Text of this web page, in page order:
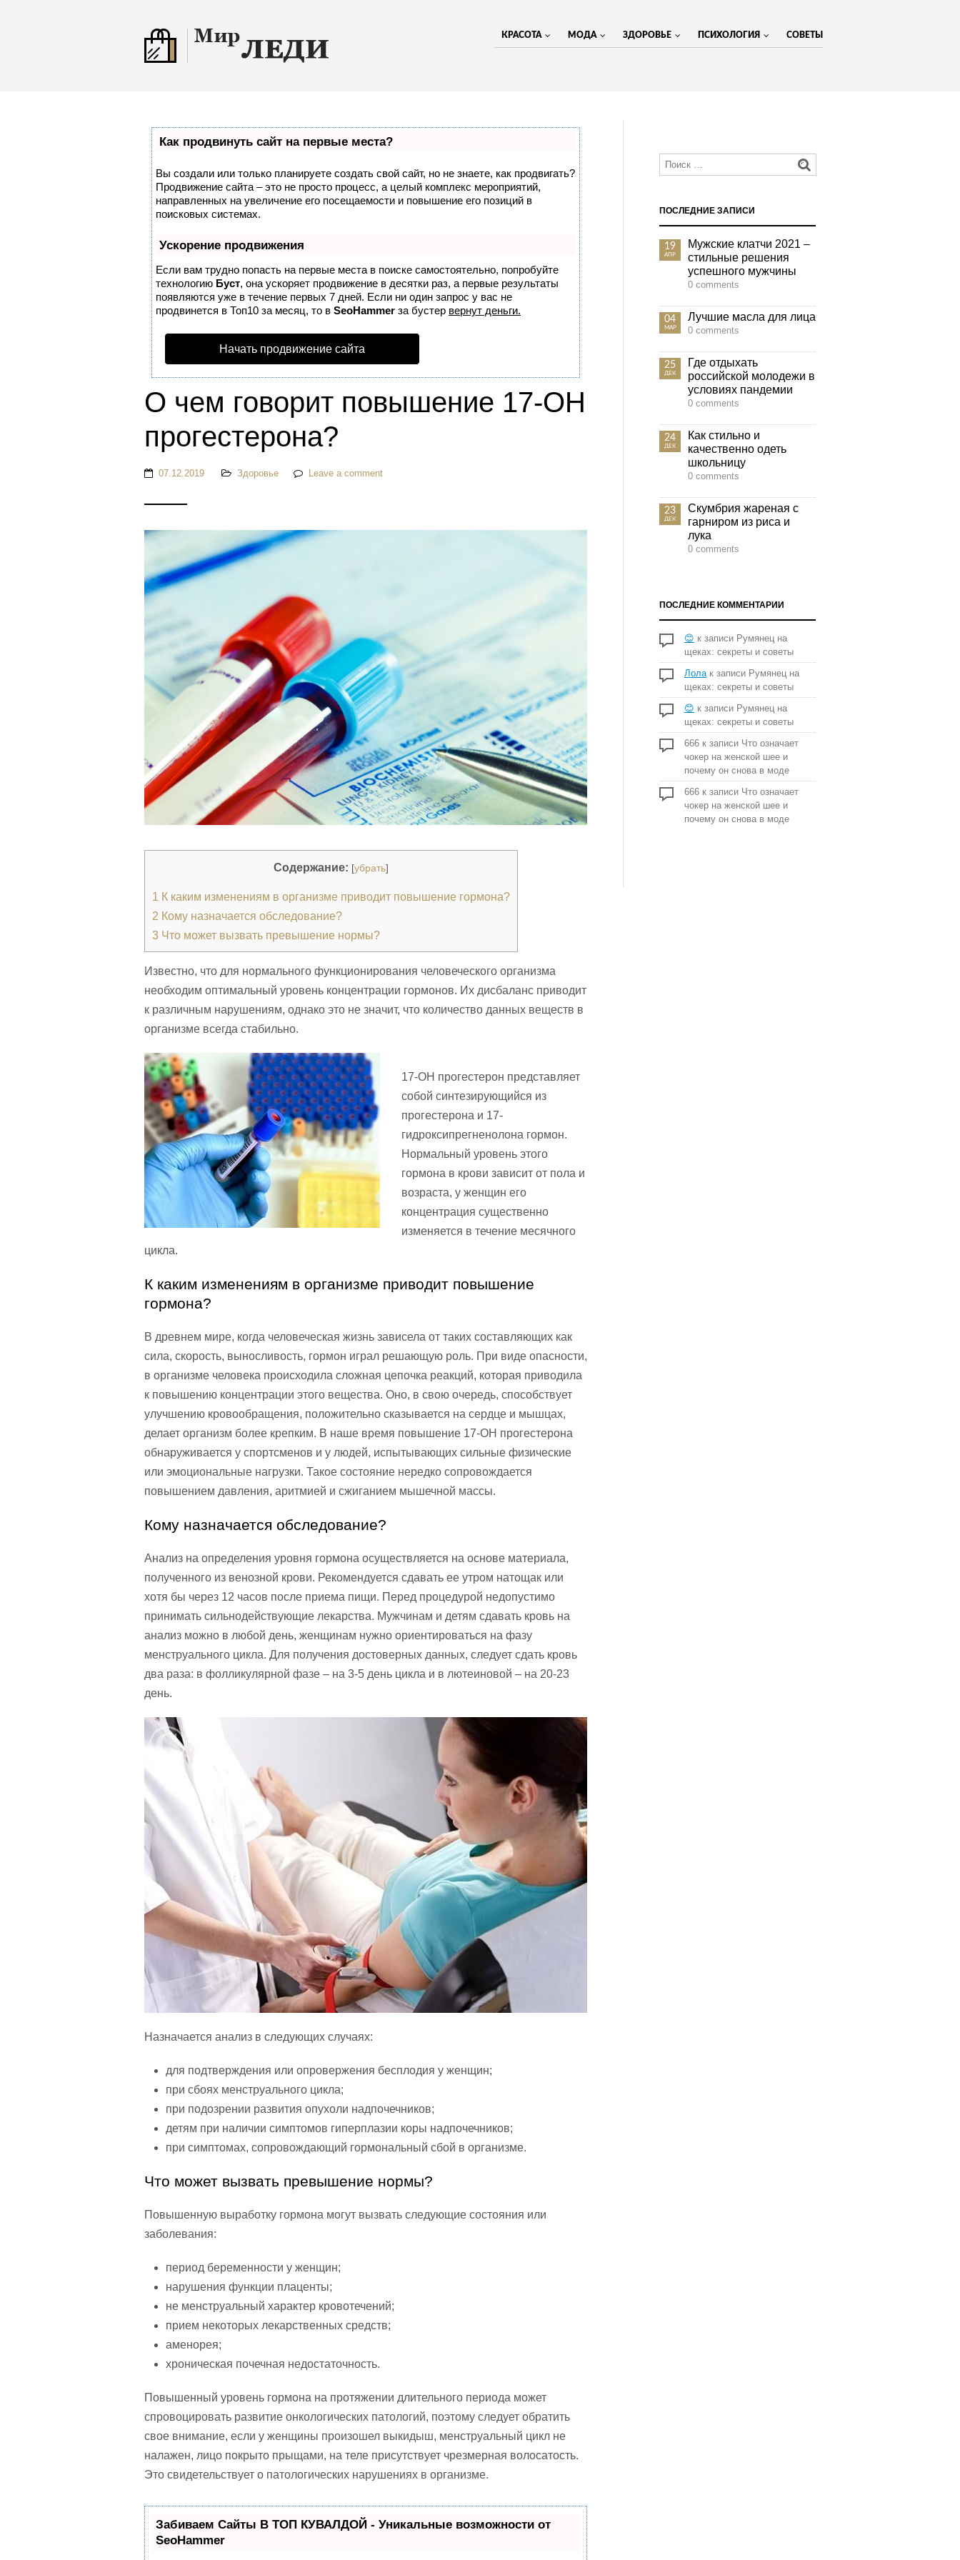
КРАСОТА МОДА ЗДОРОВЬЕ ПСИХОЛОГИЯ СОВЕТЫ
Как продвинуть сайт на первые места?
Вы создали или только планируете создать свой сайт, но не знаете, как продвигать?
Продвижение сайта – это не просто процесс, а целый комплекс мероприятий,
направленных на увеличение его посещаемости и повышение его позиций в
поисковых системах.
Ускорение продвижения
Если вам трудно попасть на первые места в поиске самостоятельно, попробуйте
технологию Буст, она ускоряет продвижение в десятки раз, а первые результаты
появляются уже в течение первых 7 дней. Если ни один запрос у вас не
продвинется в Топ10 за месяц, то в SeoHammer за бустер вернут деньги.
Начать продвижение сайта
О чем говорит повышение 17-ОН
прогестерона?
07.12.2019 Здоровье Leave a comment
Содержание: [убрать]
1 К каким изменениям в организме приводит повышение гормона?
2 Кому назначается обследование?
3 Что может вызвать превышение нормы?
Известно, что для нормального функционирования человеческого организма
необходим оптимальный уровень концентрации гормонов. Их дисбаланс приводит
к различным нарушениям, однако это не значит, что количество данных веществ в
организме всегда стабильно.
17-ОН прогестерон представляет
собой синтезирующийся из
прогестерона и 17-
гидроксипрегненолона гормон.
Нормальный уровень этого
гормона в крови зависит от пола и
возраста, у женщин его
концентрация существенно
изменяется в течение месячного
цикла.
К каким изменениям в организме приводит повышение
гормона?
В древнем мире, когда человеческая жизнь зависела от таких составляющих как
сила, скорость, выносливость, гормон играл решающую роль. При виде опасности,
в организме человека происходила сложная цепочка реакций, которая приводила
к повышению концентрации этого вещества. Оно, в свою очередь, способствует
улучшению кровообращения, положительно сказывается на сердце и мышцах,
делает организм более крепким. В наше время повышение 17-ОН прогестерона
обнаруживается у спортсменов и у людей, испытывающих сильные физические
или эмоциональные нагрузки. Такое состояние нередко сопровождается
повышением давления, аритмией и сжиганием мышечной массы.
Кому назначается обследование?
Анализ на определения уровня гормона осуществляется на основе материала,
полученного из венозной крови. Рекомендуется сдавать ее утром натощак или
хотя бы через 12 часов после приема пищи. Перед процедурой недопустимо
принимать сильнодействующие лекарства. Мужчинам и детям сдавать кровь на
анализ можно в любой день, женщинам нужно ориентироваться на фазу
менструального цикла. Для получения достоверных данных, следует сдать кровь
два раза: в фолликулярной фазе – на 3-5 день цикла и в лютеиновой – на 20-23
день.
Назначается анализ в следующих случаях:
для подтверждения или опровержения бесплодия у женщин;
при сбоях менструального цикла;
при подозрении развития опухоли надпочечников;
детям при наличии симптомов гиперплазии коры надпочечников;
при симптомах, сопровождающий гормональный сбой в организме.
Что может вызвать превышение нормы?
Повышенную выработку гормона могут вызвать следующие состояния или
заболевания:
период беременности у женщин;
нарушения функции плаценты;
не менструальный характер кровотечений;
прием некоторых лекарственных средств;
аменорея;
хроническая почечная недостаточность.
Повышенный уровень гормона на протяжении длительного периода может
спровоцировать развитие онкологических патологий, поэтому следует обратить
свое внимание, если у женщины произошел выкидыш, менструальный цикл не
налажен, лицо покрыто прыщами, на теле присутствует чрезмерная волосатость.
Это свидетельствует о патологических нарушениях в организме.
Забиваем Сайты В ТОП КУВАЛДОЙ - Уникальные возможности от
SeoHammer
ПОСЛЕДНИЕ ЗАПИСИ
19
АПР
Мужские клатчи 2021 –
стильные решения
успешного мужчины
0 comments
04
МАР
Лучшие масла для лица
0 comments
25
ДЕК
Где отдыхать
российской молодежи в
условиях пандемии
0 comments
24
ДЕК
Как стильно и
качественно одеть
школьницу
0 comments
23
ДЕК
Скумбрия жареная с
гарниром из риса и
лука
0 comments
ПОСЛЕДНИЕ КОММЕНТАРИИ
😊 к записи Румянец на
щеках: секреты и советы
Лолак записи Румянец на
щеках: секреты и советы
😊 к записи Румянец на
щеках: секреты и советы
666 к записи Что означает
чокер на женской шее и
почему он снова в моде
666 к записи Что означает
чокер на женской шее и
почему он снова в моде